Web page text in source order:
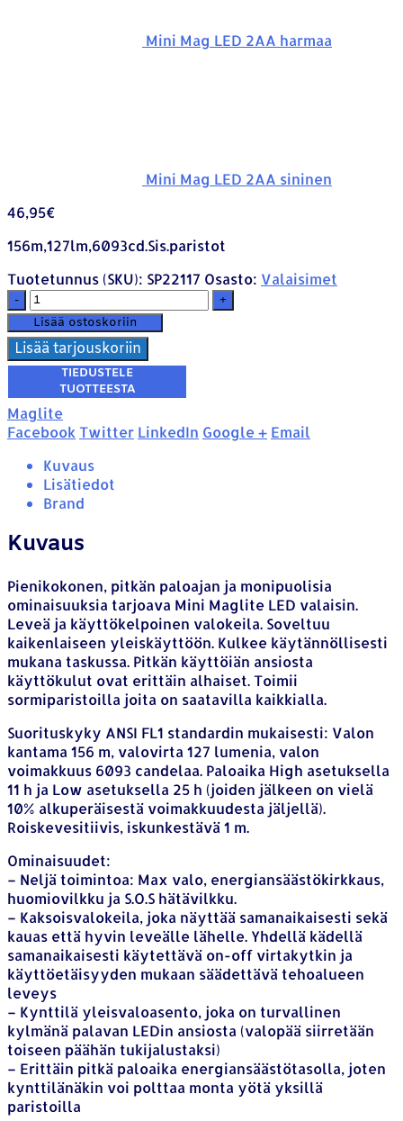
Mini Mag LED 2AA harmaa
Mini Mag LED 2AA sininen
46,95€
156m,127lm,6093cd.Sis.paristot
Tuotetunnus (SKU): SP22117 Osasto: Valaisimet
-
+
Lisää ostoskoriin
Lisää tarjouskoriin
Maglite
Facebook Twitter LinkedIn Google + Email
Kuvaus
Lisätiedot
Brand
Kuvaus
Pienikokonen, pitkän paloajan ja monipuolisia
ominaisuuksia tarjoava Mini Maglite LED valaisin.
Leveä ja käyttökelpoinen valokeila. Soveltuu
kaikenlaiseen yleiskäyttöön. Kulkee käytännöllisesti
mukana taskussa. Pitkän käyttöiän ansiosta
käyttökulut ovat erittäin alhaiset. Toimii
sormiparistoilla joita on saatavilla kaikkialla.
Suorituskyky ANSI FL1 standardin mukaisesti: Valon
kantama 156 m, valovirta 127 lumenia, valon
voimakkuus 6093 candelaa. Paloaika High asetuksella
11 h ja Low asetuksella 25 h (joiden jälkeen on vielä
10% alkuperäisestä voimakkuudesta jäljellä).
Roiskevesitiivis, iskunkestävä 1 m.
Ominaisuudet:
– Neljä toimintoa: Max valo, energiansäästökirkkaus,
huomiovilkku ja S.O.S hätävilkku.
– Kaksoisvalokeila, joka näyttää samanaikaisesti sekä
kauas että hyvin leveälle lähelle. Yhdellä kädellä
samanaikaisesti käytettävä on-off virtakytkin ja
käyttöetäisyyden mukaan säädettävä tehoalueen
leveys
– Kynttilä yleisvaloasento, joka on turvallinen
kylmänä palavan LEDin ansiosta (valopää siirretään
toiseen päähän tukijalustaksi)
– Erittäin pitkä paloaika energiansäästötasolla, joten
kynttilänäkin voi polttaa monta yötä yksillä
paristoilla